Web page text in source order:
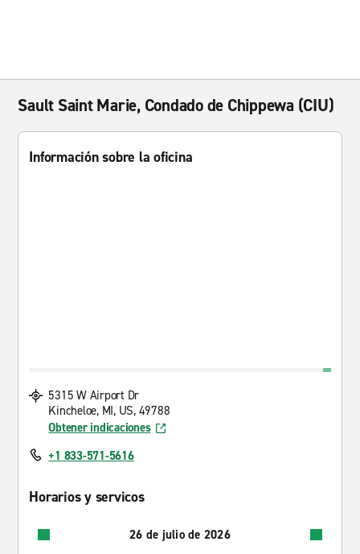
Sault Saint Marie, Condado de Chippewa (CIU)
Información sobre la oficina
5315 W Airport Dr
Kincheloe, MI, US, 49788
Obtener indicaciones
+1 833-571-5616
Horarios y servicos
26 de julio de 2026